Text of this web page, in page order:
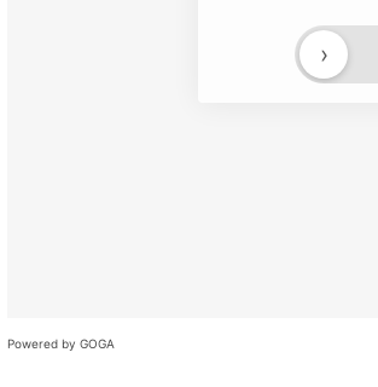
›
Powered by GOGA